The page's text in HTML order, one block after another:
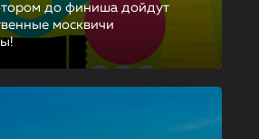
до финиша дойдут
москвичи